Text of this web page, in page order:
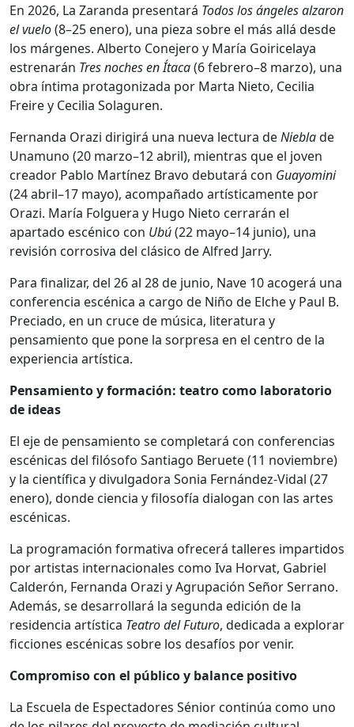
En 2026, La Zaranda presentará Todos los ángeles alzaron
el vuelo(8–25 enero), una pieza sobre el más allá desde
los márgenes. Alberto Conejero y María Goiricelaya
estrenarán Tres noches en Ítaca(6 febrero–8 marzo), una
obra íntima protagonizada por Marta Nieto, Cecilia
Freire y Cecilia Solaguren.
Fernanda Orazi dirigirá una nueva lectura deNieblade
Unamuno (20 marzo–12 abril), mientras que el joven
creador Pablo Martínez Bravo debutará con Guayomini
(24 abril–17 mayo), acompañado artísticamente por
Orazi. María Folguera y Hugo Nieto cerrarán el
apartado escénico con Ubú(22 mayo–14 junio), una
revisión corrosiva del clásico de Alfred Jarry.
Para finalizar, del 26 al 28 de junio, Nave 10 acogerá una
conferencia escénica a cargo de Niño de Elche y Paul B.
Preciado, en un cruce de música, literatura y
pensamiento que pone la sorpresa en el centro de la
experiencia artística.
Pensamiento y formación: teatro como laboratorio
de ideas
El eje de pensamiento se completará con conferencias
escénicas del filósofo Santiago Beruete (11 noviembre)
y la científica y divulgadora Sonia Fernández-Vidal (27
enero), donde ciencia y filosofía dialogan con las artes
escénicas.
La programación formativa ofrecerá talleres impartidos
por artistas internacionales como Iva Horvat, Gabriel
Calderón, Fernanda Orazi y Agrupación Señor Serrano.
Además, se desarrollará la segunda edición de la
residencia artística Teatro del Futuro, dedicada a explorar
ficciones escénicas sobre los desafíos por venir.
Compromiso con el público y balance positivo
La Escuela de Espectadores Sénior continúa como uno